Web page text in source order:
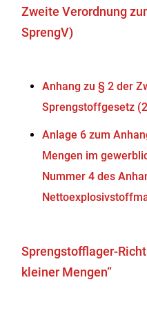
Zweite Verordnung
SprengV)
Anhang zu § 2 der
Sprengstoffgesetz
Anlage 6 zum
Mengen im
Nummer 4 des
Sprengstofflager-
kleiner Mengen“